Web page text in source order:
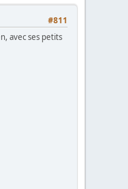
#811
avec ses petits